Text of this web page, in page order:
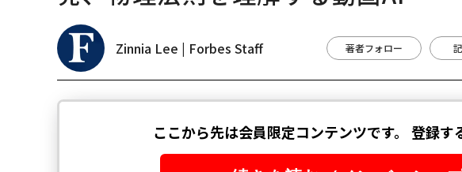
Zinnia Lee | Forbes Staff 著者フォロー